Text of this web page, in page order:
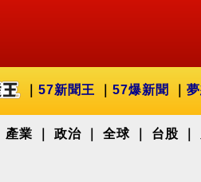
57新聞王 57爆新聞
產業 政治 全球 台股